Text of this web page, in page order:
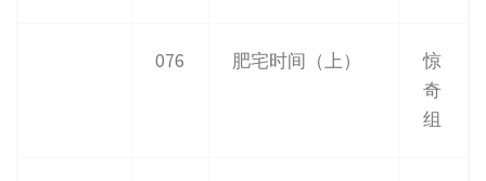
076 肥宅时间（上）
惊
奇
组